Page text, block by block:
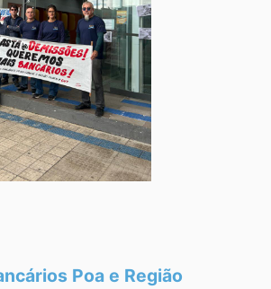
Poa e Região